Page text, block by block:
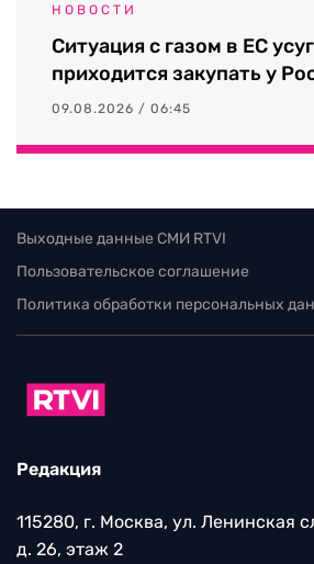
НОВОСТИ
Ситуация с газом в ЕС
приходится закупать у
09.08.2026 / 06:45
Выходные данные СМИ RTVI
Пользовательское соглашение
Политика обработки персональных
Редакция
115280, г. Москва, ул. Ленинская
д. 26, этаж 2